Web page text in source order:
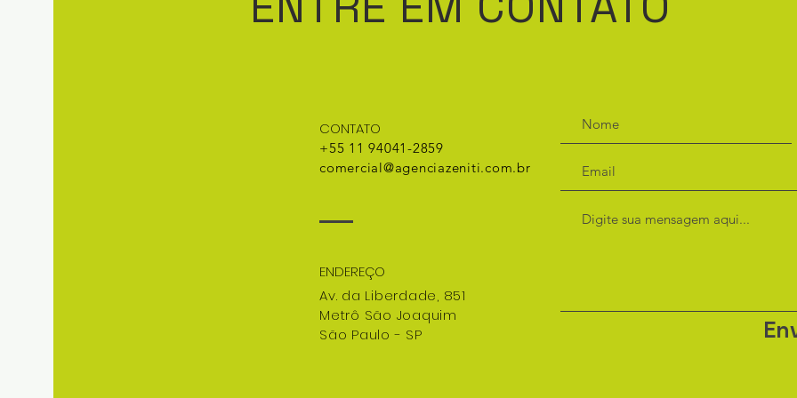
CONTATO
+55 11 94041-2859
comercial@agenciazeniti.com.br
ENDEREÇO
Av. da Liberdade, 851
Metrô São Joaquim
São Paulo - SP